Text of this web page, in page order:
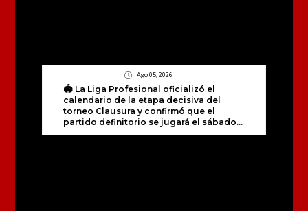
Ago 05, 2026
🏟️ La Liga Profesional oficializó el
calendario de la etapa decisiva del
torneo Clausura y confirmó que el
partido definitorio se jugará el sábado...